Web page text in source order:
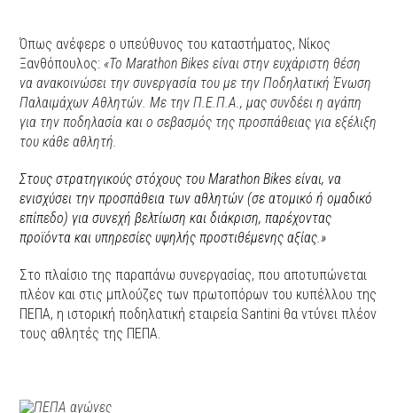
Όπως ανέφερε ο υπεύθυνος του καταστήματος, Νίκος
Ξανθόπουλος: «To Marathon Bikes είναι στην ευχάριστη θέση
να ανακοινώσει την συνεργασία του με την Ποδηλατική Ένωση
Παλαιμάχων Αθλητών. Με την Π.Ε.Π.Α., μας συνδέει η αγάπη
για την ποδηλασία και ο σεβασμός της προσπάθειας για εξέλιξη
του κάθε αθλητή.
Στους στρατηγικούς στόχους του Marathon Bikes είναι, να
ενισχύσει την προσπάθεια των αθλητών (σε ατομικό ή ομαδικό
επίπεδο) για συνεχή βελτίωση και διάκριση, παρέχοντας
προϊόντα και υπηρεσίες υψηλής προστιθέμενης αξίας.»
Στο πλαίσιο της παραπάνω συνεργασίας, που αποτυπώνεται
πλέον και στις μπλούζες των πρωτοπόρων του κυπέλλου της
ΠΕΠΑ, η ιστορική ποδηλατική εταιρεία Santini θα ντύνει πλέον
τους αθλητές της ΠΕΠΑ.